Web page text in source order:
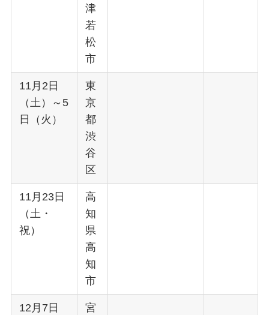
津
若
松
市
11月2日
（土）～5
日（火）
東
京
都
渋
谷
区
11月23日
（土・
祝）
高
知
県
高
知
市
12月7日
宮